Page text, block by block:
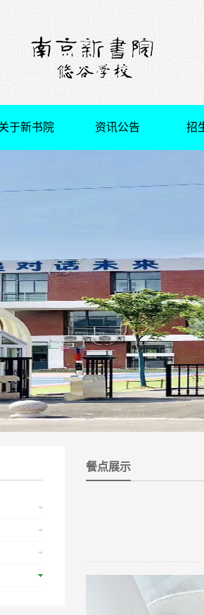
于新书院 资讯公告 招
餐点展示